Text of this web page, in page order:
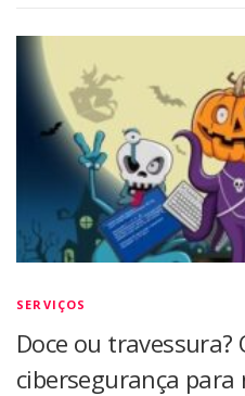
SERVIÇOS
Doce ou travessura?
cibersegurança